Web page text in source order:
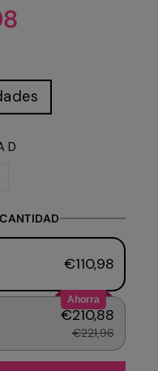
€110,98
Ahorra
€210,88
€221,96